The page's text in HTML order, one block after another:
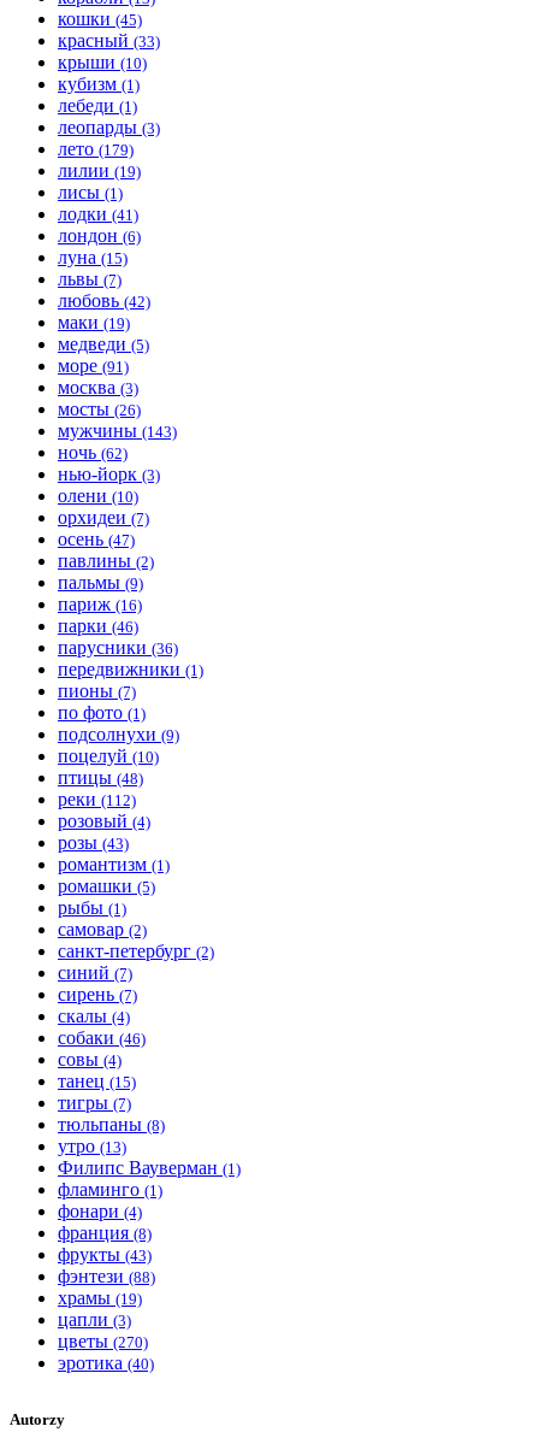
кошки (45)
красный (33)
крыши (10)
кубизм (1)
лебеди (1)
леопарды (3)
лето (179)
лилии (19)
лисы (1)
лодки (41)
лондон (6)
луна (15)
львы (7)
любовь (42)
маки (19)
медведи (5)
море (91)
москва (3)
мосты (26)
мужчины (143)
ночь (62)
нью-йорк (3)
олени (10)
орхидеи (7)
осень (47)
павлины (2)
пальмы (9)
париж (16)
парки (46)
парусники (36)
передвижники (1)
пионы (7)
по фото (1)
подсолнухи (9)
поцелуй (10)
птицы (48)
реки (112)
розовый (4)
розы (43)
романтизм (1)
ромашки (5)
рыбы (1)
самовар (2)
санкт-петербург (2)
синий (7)
сирень (7)
скалы (4)
собаки (46)
совы (4)
танец (15)
тигры (7)
тюльпаны (8)
утро (13)
Филипс Вауверман (1)
фламинго (1)
фонари (4)
франция (8)
фрукты (43)
фэнтези (88)
храмы (19)
цапли (3)
цветы (270)
эротика (40)
Autorzy